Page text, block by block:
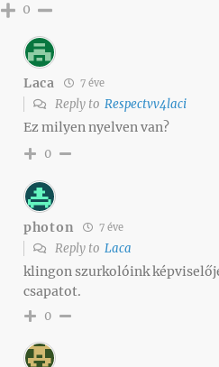
0
Laca 7 éve
Reply to Respectvv4laci
Ez milyen nyelven van?
0
photon 7 éve
Reply to Laca
klingon szurkolóink
csapatot.
0